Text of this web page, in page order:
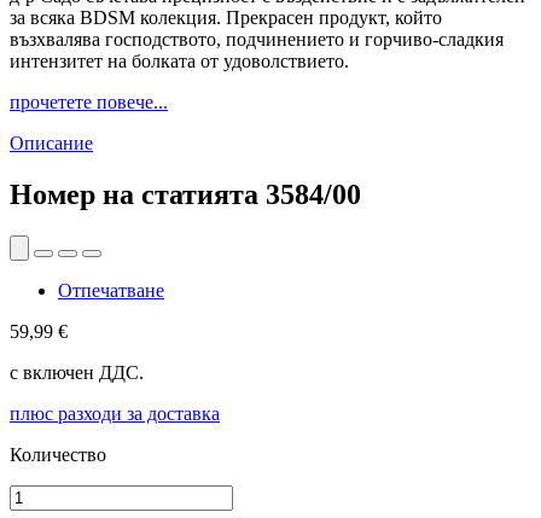
за всяка BDSM колекция. Прекрасен продукт, който
възхвалява господството, подчинението и горчиво-сладкия
интензитет на болката от удоволствието.
прочетете повече...
Описание
Номер на статията 3584/00
Отпечатване
59,99 €
с включен ДДС.
плюс разходи за доставка
Количество